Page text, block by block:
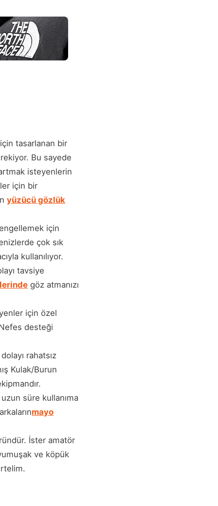
tasarlanan bir
Bu sayede
isteyenlerin
için bir
yüzücü gözlük
engellemek için
çok sık
kullanılıyor.
tavsiye
göz atmanızı
için özel
desteği
rahatsız
Kulak/Burun
süre kullanıma
mayo
İster amatör
ve köpük